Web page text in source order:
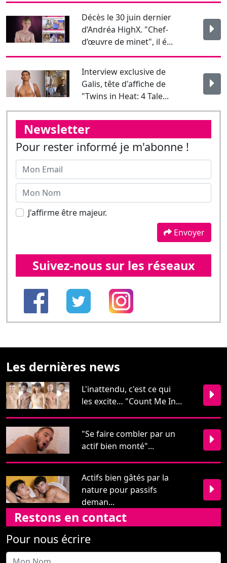
Interview exclusive de
Galis, tête d'affiche de
"Twins in Heat: 4 Tale...
Pour rester informé je m'abonne !
J'affirme être majeur.
Suivez-nous sur les réseaux
Les dernières news
L'inattendu, c'est ce qui
"Se faire combler par un
deman...
Restons en contact
Pour nous écrire